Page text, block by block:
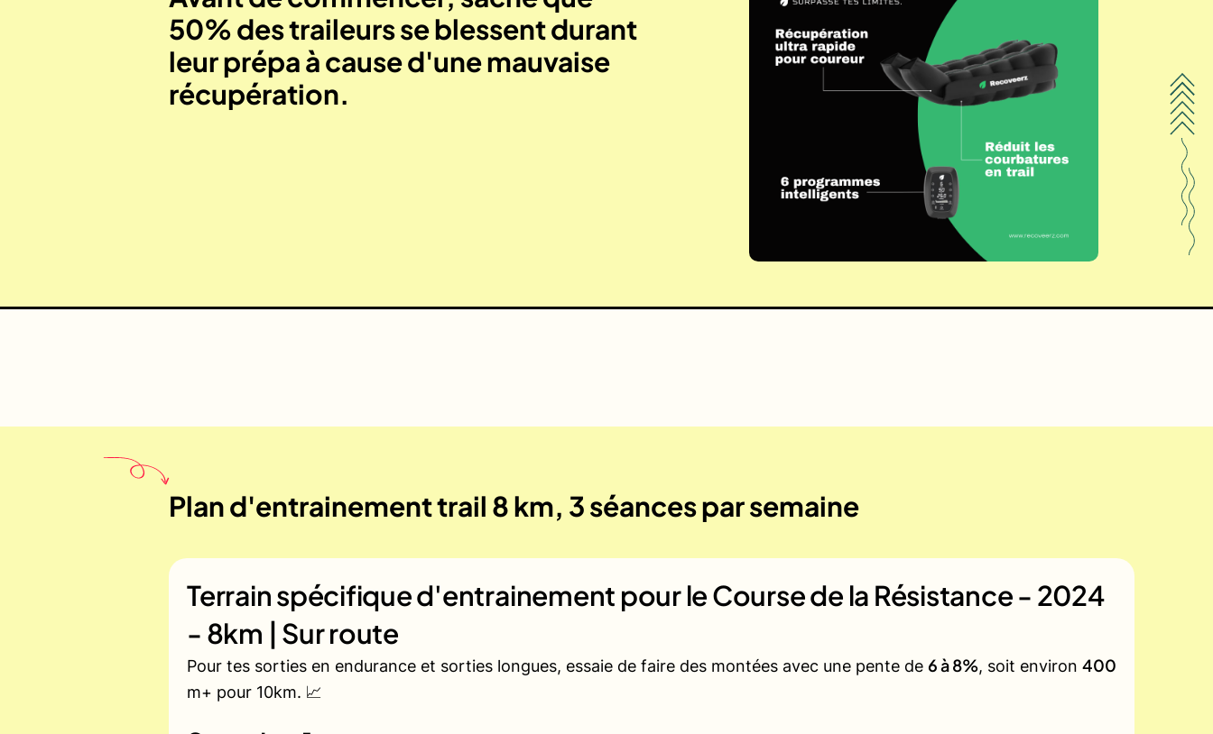
50% des traileurs se blessent durant
leur prépa à cause d'une mauvaise
récupération.
Plan d'entrainement trail 8 km, 3 séances par semaine
Terrain spécifique d'entrainement pour leCourse de la Résistance - 2024
- 8km | Sur route
Pour tes sorties en endurance et sorties longues, essaie de faire des montées avec une pente de 6 à 8%, soit environ 400
m+ pour 10km. 📈